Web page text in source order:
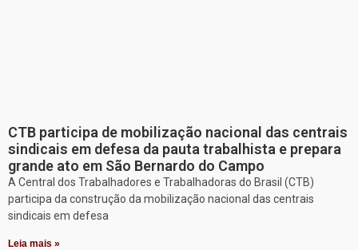
CTB participa de mobilização nacional das centrais
sindicais em defesa da pauta trabalhista e prepara
grande ato em São Bernardo do Campo
A Central dos Trabalhadores e Trabalhadoras do Brasil (CTB)
participa da construção da mobilização nacional das centrais
sindicais em defesa
Leia mais »